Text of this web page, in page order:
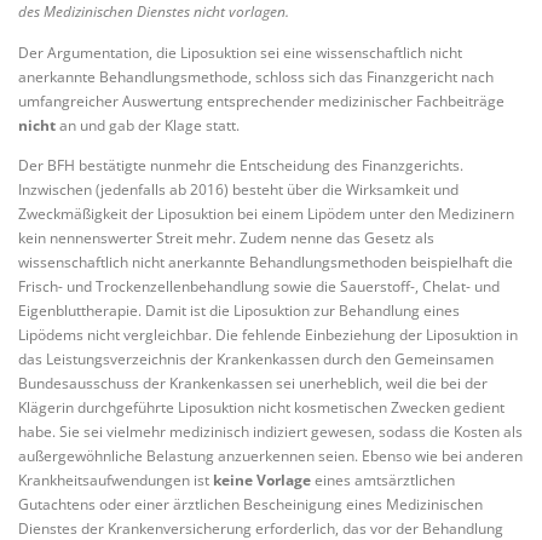
des Medizinischen Dienstes nicht vorlagen.
Der Argumentation, die Liposuktion sei eine wissenschaftlich nicht
anerkannte Behandlungsmethode, schloss sich das Finanzgericht nach
umfangreicher Auswertung entsprechender medizinischer Fachbeiträge
nichtan und gab der Klage statt.
Der BFH bestätigte nunmehr die Entscheidung des Finanzgerichts.
Inzwischen (jedenfalls ab 2016) besteht über die Wirksamkeit und
Zweckmäßigkeit der Liposuktion bei einem Lipödem unter den Medizinern
kein nennenswerter Streit mehr. Zudem nenne das Gesetz als
wissenschaftlich nicht anerkannte Behandlungsmethoden beispielhaft die
Frisch- und Trockenzellenbehandlung sowie die Sauerstoff-, Chelat- und
Eigenbluttherapie. Damit ist die Liposuktion zur Behandlung eines
Lipödems nicht vergleichbar. Die fehlende Einbeziehung der Liposuktion in
das Leistungsverzeichnis der Krankenkassen durch den Gemeinsamen
Bundesausschuss der Krankenkassen sei unerheblich, weil die bei der
Klägerin durchgeführte Liposuktion nicht kosmetischen Zwecken gedient
habe. Sie sei vielmehr medizinisch indiziert gewesen, sodass die Kosten als
außergewöhnliche Belastung anzuerkennen seien. Ebenso wie bei anderen
Krankheitsaufwendungen ist keine Vorlageeines amtsärztlichen
Gutachtens oder einer ärztlichen Bescheinigung eines Medizinischen
Dienstes der Krankenversicherung erforderlich, das vor der Behandlung